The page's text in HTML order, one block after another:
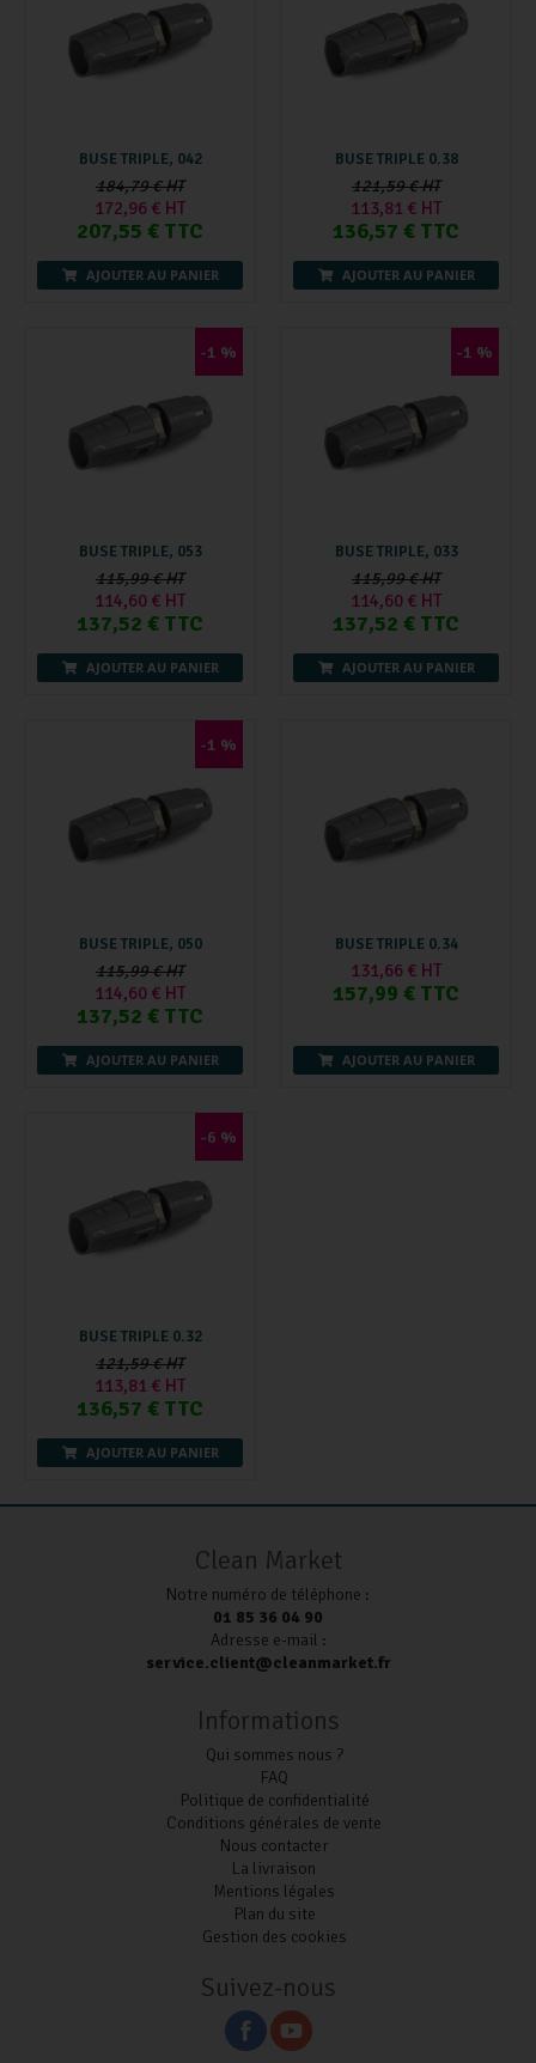
BUSE TRIPLE, 042
184,79 € HT
172,96 € HT
207,55 € TTC
AJOUTER AU PANIER
BUSE TRIPLE 0.38
121,59 € HT
113,81 € HT
136,57 € TTC
AJOUTER AU PANIER
-1 %
BUSE TRIPLE, 053
115,99 € HT
114,60 € HT
137,52 € TTC
AJOUTER AU PANIER
-1 %
BUSE TRIPLE, 033
115,99 € HT
114,60 € HT
137,52 € TTC
AJOUTER AU PANIER
-1 %
BUSE TRIPLE, 050
115,99 € HT
114,60 € HT
137,52 € TTC
AJOUTER AU PANIER
BUSE TRIPLE 0.34
131,66 € HT
157,99 € TTC
AJOUTER AU PANIER
-6 %
BUSE TRIPLE 0.32
121,59 € HT
113,81 € HT
136,57 € TTC
AJOUTER AU PANIER
Clean Market
Notre numéro de téléphone :
01 85 36 04 90
Adresse e-mail :
service.client@cleanmarket.fr
Informations
Qui sommes nous ?
FAQ
Politique de confidentialité
Conditions générales de vente
Nous contacter
La livraison
Mentions légales
Plan du site
Gestion des cookies
Suivez-nous